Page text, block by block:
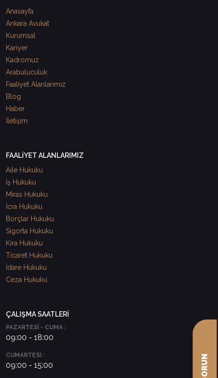
Anasayfa
Ankara Avukat
Kurumsal
Kariyer
Kadromuz
Arabuluculuk
Faaliyet Alanlarımız
Blog
Haber
İletişim
FAALİYET ALANLARIMIZ
Aile Hukuku
İş Hukuku
Miras Hukuku
İcra Hukuku
Borçlar Hukuku
Sigorta Hukuku
Kira Hukuku
Ticaret Hukuku
İdare Hukuku
Ceza Hukuku
ÇALIŞMA SAATLERİ
PAZARTESİ - CUMA :
09:00 - 18:00
CUMARTESİ :
09:00 - 15:00